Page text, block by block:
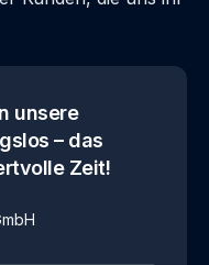
unsere
– das
Zeit!